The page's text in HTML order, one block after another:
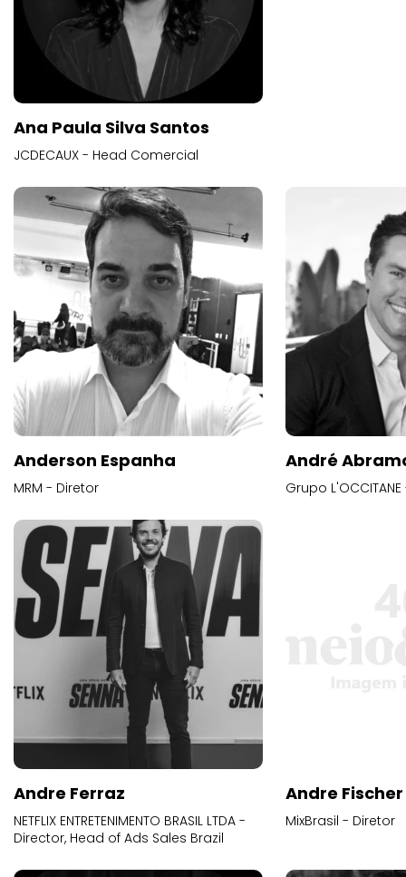
Ana Paula Silva Santos
JCDECAUX - Head Comercial
Anderson Espanha
MRM - Diretor
André
Grupo
Andre Ferraz
NETFLIX ENTRETENIMENTO BRASIL LTDA -
Director, Head of Ads Sales Brazil
Andre Fischer
MixBrasil - Diretor